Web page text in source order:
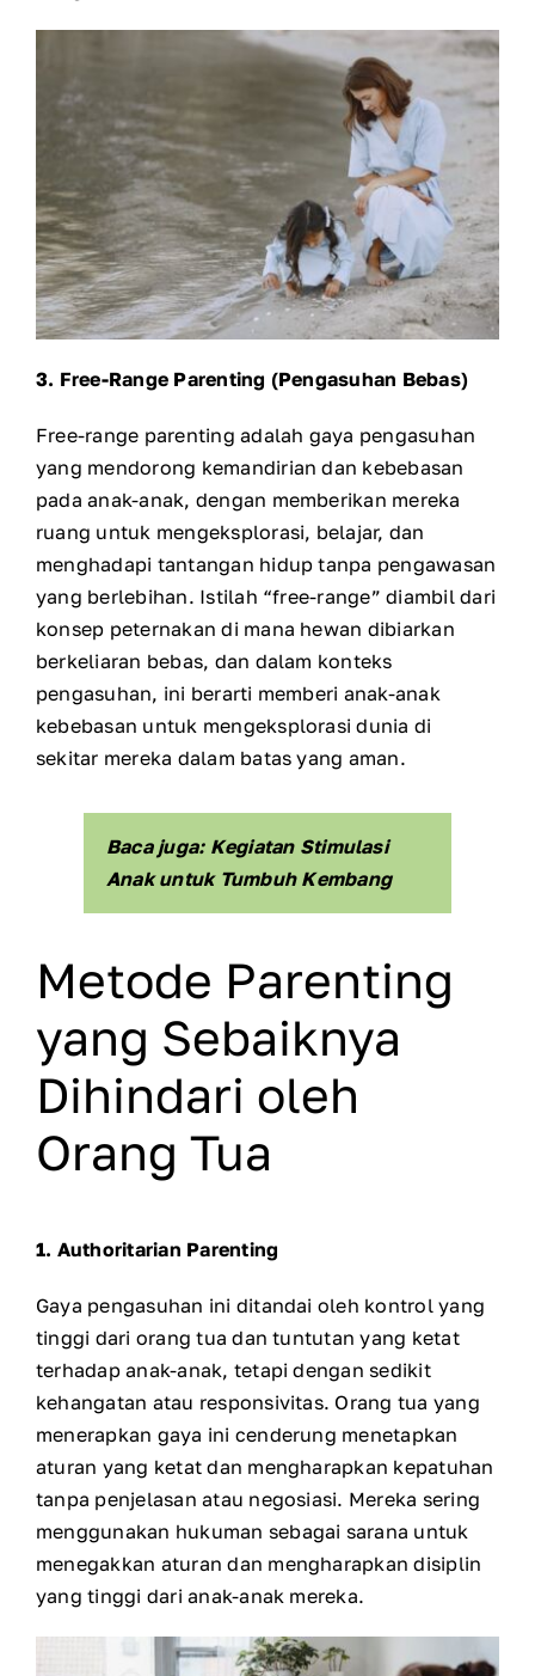
3. Free-Range Parenting (Pengasuhan Bebas)
Free-range parenting adalah gaya pengasuhan
yang mendorong kemandirian dan kebebasan
pada anak-anak, dengan memberikan mereka
ruang untuk mengeksplorasi, belajar, dan
menghadapi tantangan hidup tanpa pengawasan
yang berlebihan. Istilah “free-range” diambil dari
konsep peternakan di mana hewan dibiarkan
berkeliaran bebas, dan dalam konteks
pengasuhan, ini berarti memberi anak-anak
kebebasan untuk mengeksplorasi dunia di
sekitar mereka dalam batas yang aman.
Baca juga: Kegiatan Stimulasi
Anak untuk Tumbuh Kembang
Metode Parenting
yang Sebaiknya
Dihindari oleh
Orang Tua
1. Authoritarian Parenting
Gaya pengasuhan ini ditandai oleh kontrol yang
tinggi dari orang tua dan tuntutan yang ketat
terhadap anak-anak, tetapi dengan sedikit
kehangatan atau responsivitas. Orang tua yang
menerapkan gaya ini cenderung menetapkan
aturan yang ketat dan mengharapkan kepatuhan
tanpa penjelasan atau negosiasi. Mereka sering
menggunakan hukuman sebagai sarana untuk
menegakkan aturan dan mengharapkan disiplin
yang tinggi dari anak-anak mereka.